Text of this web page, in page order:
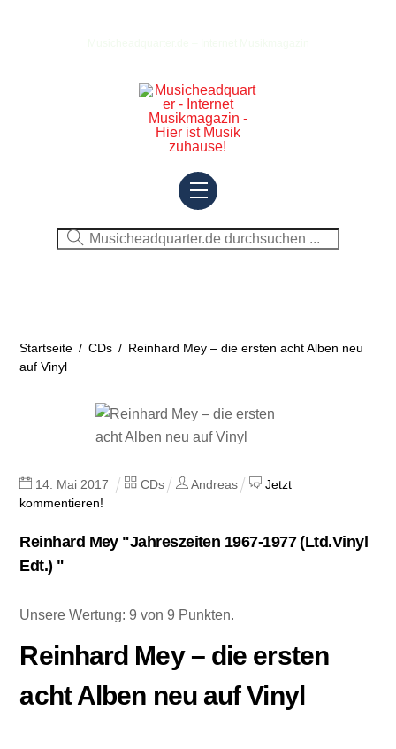
Menu
Startseite / CDs / Reinhard Mey – die ersten acht Alben neu
auf Vinyl
14 Mai 2017 CDs Andreas
Jetzt
kommentieren!
Reinhard Mey "Jahreszeiten 1967-1977 (Ltd.Vinyl
Edt.) "
Unsere Wertung: 9 von 9 Punkten.
Reinhard Mey – die ersten
acht Alben neu auf Vinyl